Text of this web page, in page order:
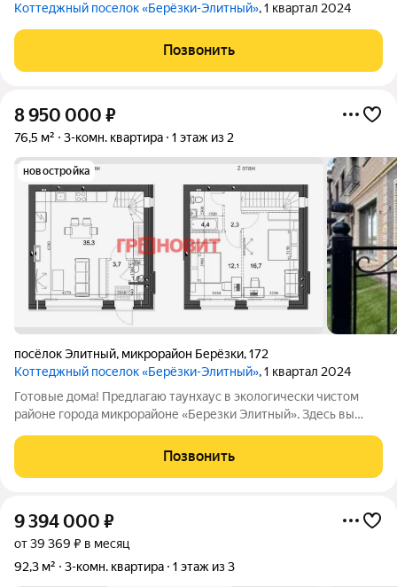
Коттеджный поселок «Берёзки-Элитный», 1 квартал 2024
Позвонить
8 950 000 ₽
76,5 м² 3-комн. квартира 1 этаж из 2
новостройка
посёлок Элитный, микрорайон Берёзки,172
Коттеджный поселок «Берёзки-Элитный», 1 квартал 2024
Готовые дома! Предлагаю таунхаус в экологически чистом
районе города микрорайоне «Березки Элитный». Здесь вы
отдельная гардеробная, кухня- гостиная. Высота потолков 2,9
метра отдельная система
Позвонить
9 394 000 ₽
от 39 369 ₽ в месяц
92,3 м²
3-комн. квартира 1 этаж из 3